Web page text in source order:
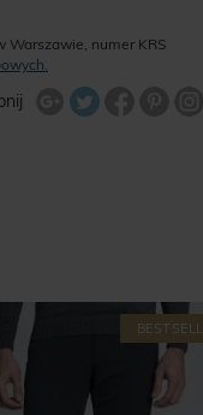
Warszawie, numer KRS
Udostępnij